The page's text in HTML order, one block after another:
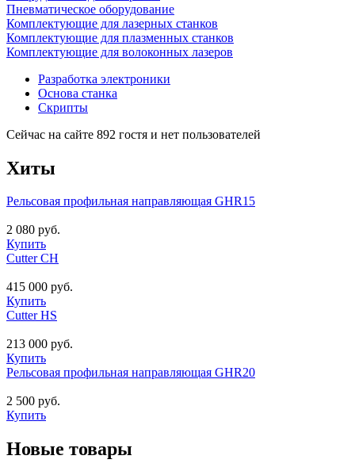
Пневматическое оборудование
Комплектующие для лазерных станков
Комплектующие для плазменных станков
Комплектующие для волоконных лазеров
Разработка электроники
Основа станка
Скрипты
Сейчас на сайте 892 гостя и нет пользователей
Хиты
Рельсовая профильная направляющая GHR15
2 080 руб.
Купить
Cutter CH
415 000 руб.
Купить
Cutter HS
213 000 руб.
Купить
Рельсовая профильная направляющая GHR20
2 500 руб.
Купить
Новые товары